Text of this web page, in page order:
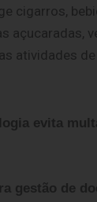
cigarros,
açucaradas,
atividades
evita
gestão de